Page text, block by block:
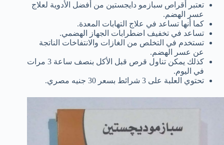
تعتبر أقراص سبازمو دايجستين من أفضل الأدوية لعلاج
عسر الهضم.
كما أنها تساعد في علاج التهابات المعدة.
تساعد في تخفيف اضطرابات الجهاز الهضمي.
تستخدم في التخلص من الغازات والانتفاخات الناتجة
عن عسر الهضم.
كذلك يمكن تناول قرص قبل الأكل بنصف ساعة 3 مرات
في اليوم.
تحتوي العلبة على 3 شرائط بسعر 30 جنيه مصري.